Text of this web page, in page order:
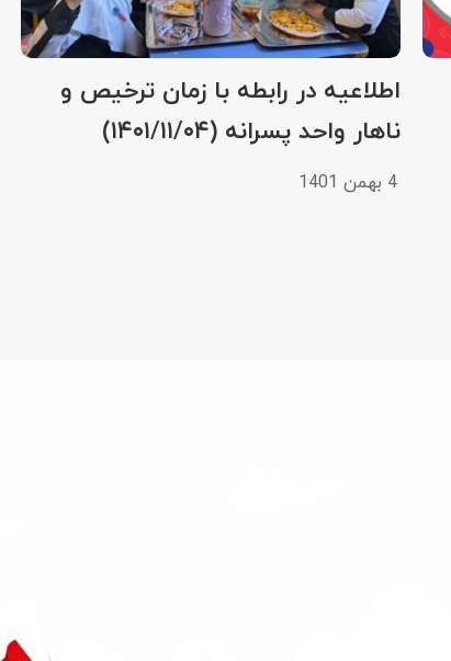
اطلاعیه در رابطه با زمان ترخیص و
ناهار واحد پسرانه (۱۴۰۱/۱۱/۰۴)
4 بهمن 1401